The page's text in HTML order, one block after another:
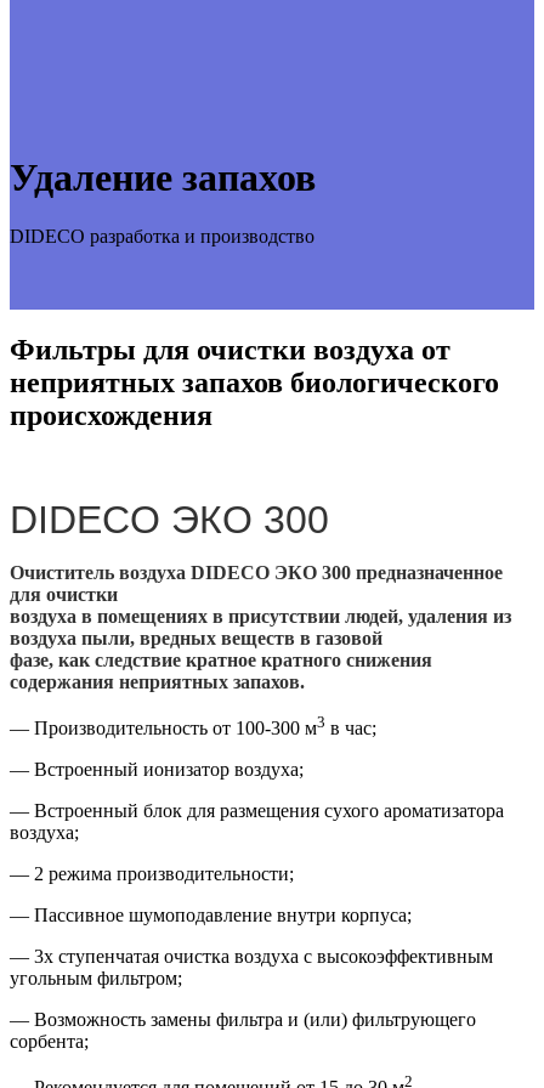
Удаление запахов
DIDECO разработка и производство
Фильтры для очистки воздуха от
неприятных запахов биологического
происхождения
DIDECO ЭКО 300
Очиститель воздуха DIDECO ЭКО 300 предназначенное
для очистки
воздуха в помещениях в присутствии людей, удаления из
воздуха пыли, вредных веществ в газовой
фазе, как следствие кратное кратного снижения
содержания неприятных запахов.
— Производительность от 100-300 м3 в час;
— Встроенный ионизатор воздуха;
— Встроенный блок для размещения сухого ароматизатора
воздуха;
— 2 режима производительности;
— Пассивное шумоподавление внутри корпуса;
— 3х ступенчатая очистка воздуха с высокоэффективным
угольным фильтром;
— Возможность замены фильтра и (или) фильтрующего
сорбента;
2